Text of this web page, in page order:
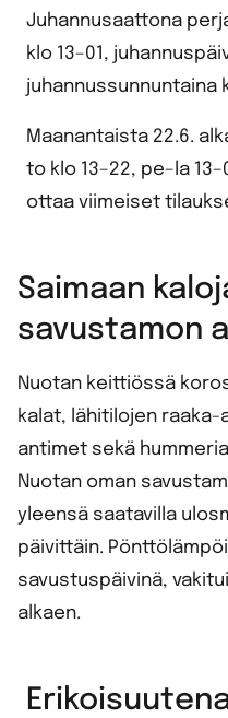
Juhannusaattona
klo 13–01,
juhannussunnuntaina
Maanantaista 22.6.
to klo 13–22, pe–la
ottaa viimeiset
Saimaan
savustamon
Nuotan keittiössä
kalat, lähitilojen
antimet sekä
Nuotan oman
yleensä saatavilla
päivittäin.
savustuspäivinä,
alkaen.